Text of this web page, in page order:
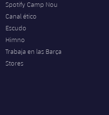
Spotify Camp Nou
Canal ético
Escudo
Himno
Trabaja en las Barça
Stores